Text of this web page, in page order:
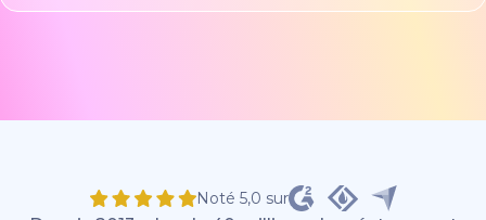
Noté 5,0 sur